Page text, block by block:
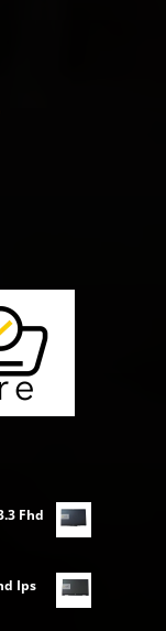
Fhd
Ips